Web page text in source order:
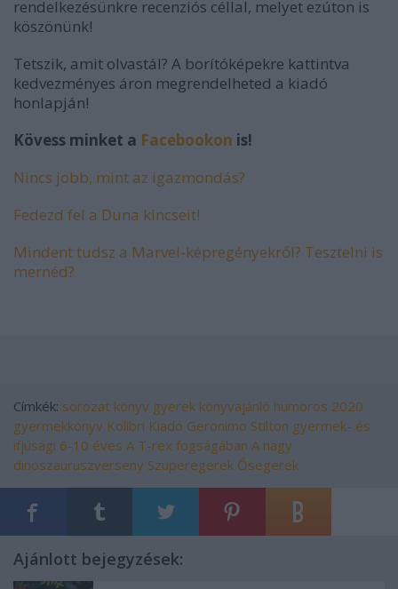
rendelkezésünkre recenziós céllal, melyet ezúton is
köszönünk!
Tetszik, amit olvastál? A borítóképekre kattintva
kedvezményes áron megrendelheted a kiadó
honlapján!
Kövess minket a Facebookon is!
Nincs jobb, mint az igazmondás?
Fedezd fel a Duna kincseit!
Mindent tudsz a Marvel-képregényekről? Tesztelni is
mernéd?
Címkék: sorozat könyv gyerek könyvajánló humoros 2020
gyermekkönyv Kolibri Kiadó Geronimo Stilton gyermek- és
ifjúsági 6-10 éves A T-rex fogságában A nagy
dinoszauruszverseny Szuperegerek Ősegerek
Ajánlott bejegyzések: